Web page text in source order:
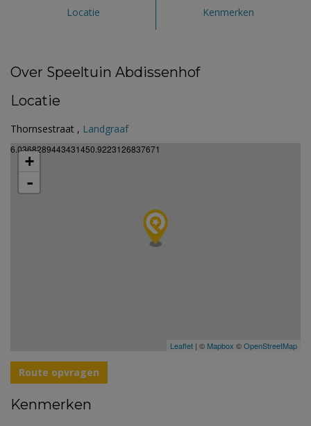
Locatie Kenmerken
Over Speeltuin Abdissenhof
Locatie
Thornsestraat , Landgraaf
6.0368289443431450.9223126837671
+
-
Leaflet | © Mapbox ©OpenStreetMap
Route opvragen
Kenmerken